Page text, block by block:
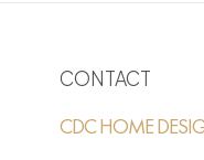
CONTACT
CDC HOME